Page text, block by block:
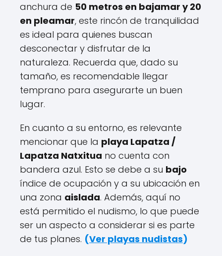
anchura de 50 metros en bajamar y 20
en pleamar, este rincón de tranquilidad
es ideal para quienes buscan
desconectar y disfrutar de la
naturaleza. Recuerda que, dado su
tamaño, es recomendable llegar
temprano para asegurarte un buen
lugar.
En cuanto a su entorno, es relevante
mencionar que la playa Lapatza /
Lapatza Natxitua no cuenta con
bandera azul. Esto se debe a su bajo
índice de ocupación y a su ubicación en
una zona aislada. Además, aquí no
está permitido el nudismo, lo que puede
ser un aspecto a considerar si es parte
de tus planes. (Ver playas nudistas)